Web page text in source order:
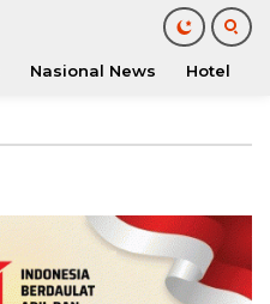
Nasional News Hotel